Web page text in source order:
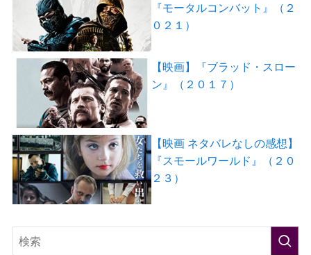
『モータルコンバット』（２
０２１）
【映画】『ブラッド・スロー
ン』（２０１７）
【映画 ネタバレなしの感想】
『スモールワールド』（２０
２３）